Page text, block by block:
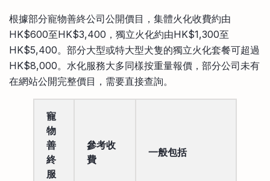
根據部分寵物善終公司公開價目，集體火化收費約由
HK$600至HK$3,400，獨立火化約由HK$1,300至
HK$5,400。部分大型或特大型犬隻的獨立火化套餐可超過
HK$8,000。水化服務大多同樣按重量報價，部分公司未有
在網站公開完整價目，需要直接查詢。
寵
物
善
終
服
參考收
費
一般包括